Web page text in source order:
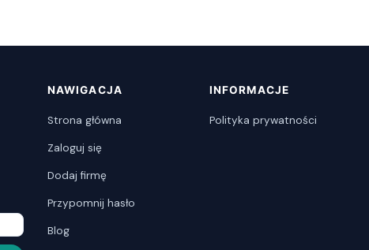
NAWIGACJA
Strona główna
Zaloguj się
Dodaj firmę
Przypomnij hasło
Blog
INFORMACJE
Polityka prywatności